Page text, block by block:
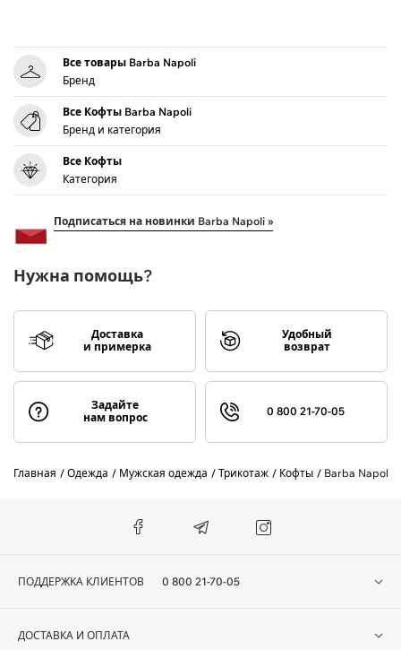
Все товары Barba Napoli
Бренд
Все Кофты Barba Napoli
Бренд и категория
Все Кофты
Категория
Подписаться на новинки Barba Napoli »
Нужна помощь?
Доставка
и примерка
Удобный
возврат
Задайте
нам вопрос
0 800 21-70-05
Главная Одежда Мужская одежда Трикотаж Кофты Barba Napoli
ПОДДЕРЖКА КЛИЕНТОВ 0 800 21-70-05
ДОСТАВКА И ОПЛАТА